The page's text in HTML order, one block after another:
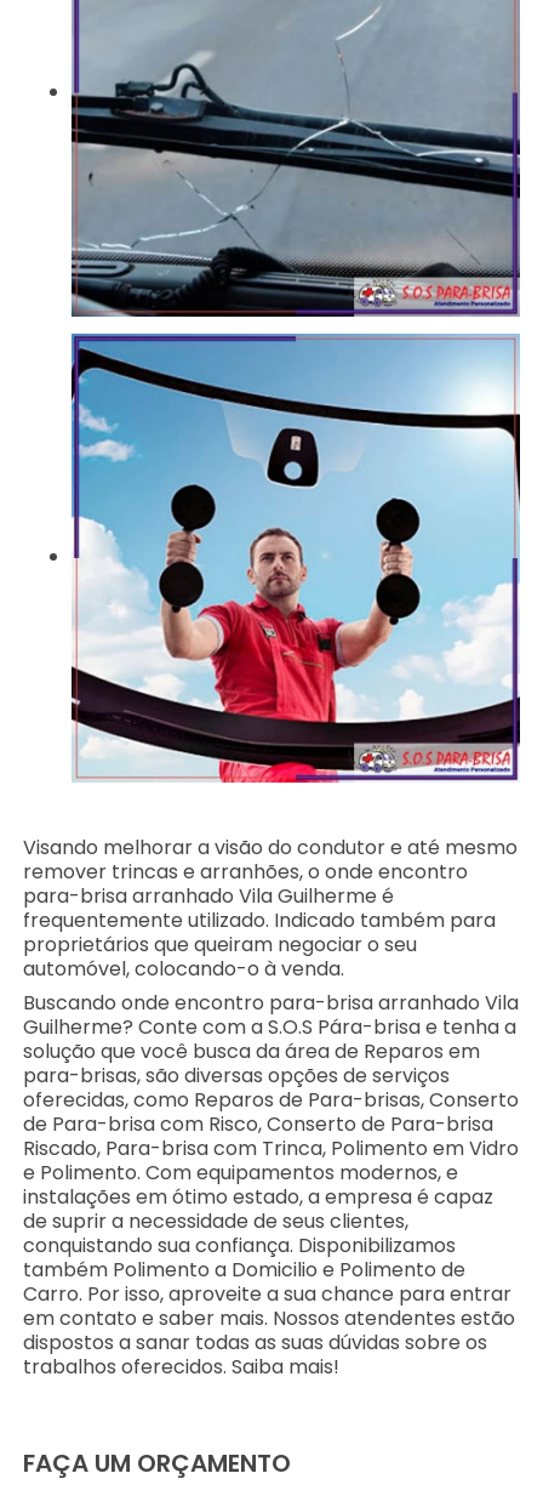
Visando melhorar a visão do condutor e até mesmo
remover trincas e arranhões, o onde encontro
para-brisa arranhado Vila Guilherme é
frequentemente utilizado. Indicado também para
proprietários que queiram negociar o seu
automóvel, colocando-o à venda.
Buscando onde encontro para-brisa arranhado Vila
Guilherme? Conte com a S.O.S Pára-brisa e tenha a
solução que você busca da área de Reparos em
para-brisas, são diversas opções de serviços
oferecidas, como Reparos de Para-brisas, Conserto
de Para-brisa com Risco, Conserto de Para-brisa
Riscado, Para-brisa com Trinca, Polimento em Vidro
e Polimento. Com equipamentos modernos, e
instalações em ótimo estado, a empresa é capaz
de suprir a necessidade de seus clientes,
conquistando sua confiança. Disponibilizamos
também Polimento a Domicilio e Polimento de
Carro. Por isso, aproveite a sua chance para entrar
em contato e saber mais. Nossos atendentes estão
dispostos a sanar todas as suas dúvidas sobre os
trabalhos oferecidos. Saiba mais!
FAÇA UM ORÇAMENTO